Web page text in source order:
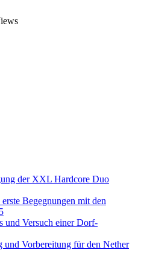
der XXL Hardcore Duo
Begegnungen mit den
und Versuch einer Dorf-
und Vorbereitung für den Nether